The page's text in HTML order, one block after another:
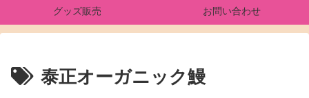
グッズ販売 お問い合わせ
泰正オーガニック鰻